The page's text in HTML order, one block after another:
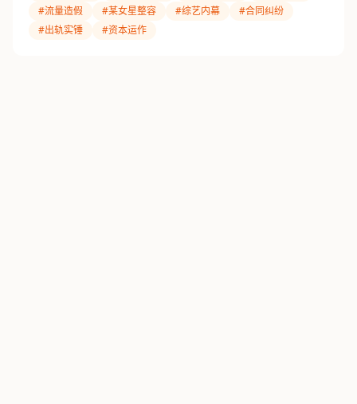
#流量造假
#某女星整容 #综艺内幕
#合同纠纷
#出轨实锤
#资本运作